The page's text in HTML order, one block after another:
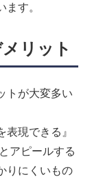
す。
リット
トが大変多い
現できる』
アピールする
りにくいもの